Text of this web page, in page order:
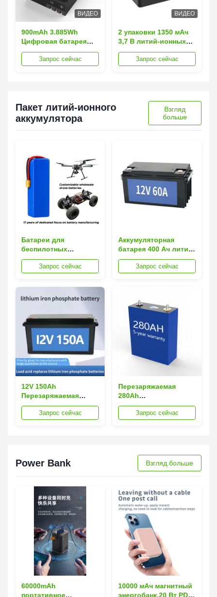
ВИДЕО
900mAh 3.885Wh
Цифровая батарея
Заряжаемая литий-
ионная батарея для
Запрос сейчас
ВИДЕО
2 упаковки 1350 мАч
3,7 В литий-ионных
аккумуляторов с
защитой от
Запрос сейчас
Пакет литий-ионного
аккумулятора
Взгляд
больше
Батареи для
беспилотных
летательных
аппаратов FPV из
опционами 22,2V-
88,8V и высокой
скоростью разряда
для оптимальной
производительности
Запрос сейчас
Аккумуляторная
батарея 400 Ач литий-
ионный аккумулятор
48 В Lifepo4 для
Запрос сейчас
12V 150Ah
Перезаряжаемая
литий-ионная батарея
Lifepo4 для
Запрос сейчас
Перезаряжаемая
280Ah
Призматическая LFP
ячейка Литий-ион с
Запрос сейчас
Power Bank Взгляд больше
60000mAh
портативное
10000 мАч магнитный
энергобанк,20 Вт PD